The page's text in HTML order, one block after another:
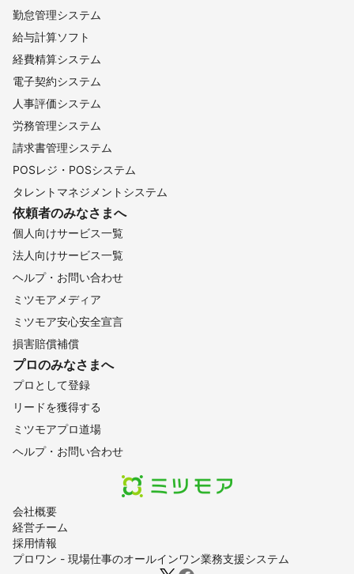
会社概要
経営チーム
採用情報
プロワン - 現場仕事のオールインワン業務支援システム
勤怠管理システム
給与計算ソフト
経費精算システム
電子契約システム
人事評価システム
労務管理システム
請求書管理システム
POSレジ・POSシステム
タレントマネジメントシステム
依頼者のみなさまへ
個人向けサービス一覧
法人向けサービス一覧
ヘルプ・お問い合わせ
ミツモアメディア
ミツモア安心安全宣言
損害賠償補償
プロのみなさまへ
プロとして登録
リードを獲得する
ミツモアプロ道場
ヘルプ・お問い合わせ